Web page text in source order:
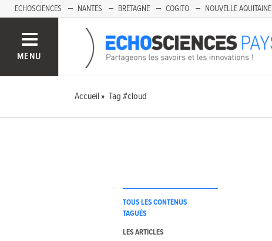
ECHOSCIENCES NANTES BRETAGNE COGITO NOUVELLE AQUITAINE
MENU
Accueil Tag #cloud
TOUS LES CONTENUS
TAGUÉS
LES ARTICLES